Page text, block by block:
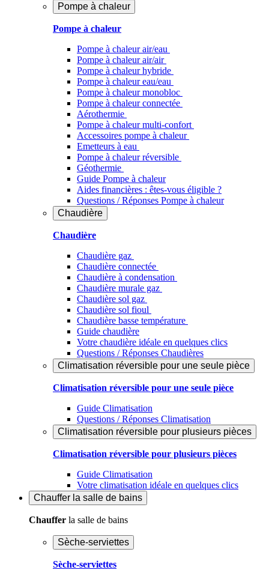
Pompe à chaleur
Pompe à chaleur
Pompe à chaleur air/eau
Pompe à chaleur air/air
Pompe à chaleur hybride
Pompe à chaleur​ eau/eau
Pompe à chaleur monobloc
Pompe à chaleur connectée
Aérothermie
Pompe à chaleur multi-confort
Accessoires pompe à chaleur
Emetteurs à eau
Pompe à chaleur réversible
Géothermie
Guide Pompe à chaleur
Aides financières : êtes-vous éligible ?
Questions / Réponses Pompe à chaleur
Chaudière
Chaudière
Chaudière gaz
Chaudière connectée
Chaudière à condensation
Chaudière murale gaz
Chaudière sol gaz
Chaudière sol fioul
Chaudière basse température
Guide chaudière
Votre chaudière idéale en quelques clics
Questions / Réponses Chaudières
Climatisation réversible pour une seule pièce
Climatisation réversible pour une seule pièce
Guide Climatisation
Questions / Réponses Climatisation
Climatisation réversible pour plusieurs pièces
Climatisation réversible pour plusieurs pièces
Guide Climatisation
Votre climatisation idéale en quelques clics
Chauffer la salle de bains
Chauffer la salle de bains
Sèche-serviettes
Sèche-serviettes